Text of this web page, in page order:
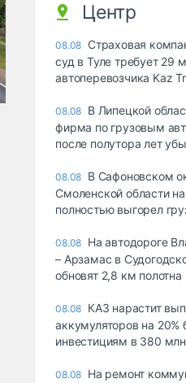
Центр
08.08 Страховая
суд в Туле требует 29
автоперевозчика Kaz
08.08 В Липецкой
фирма по грузовым
после полутора лет
08.08 В Сафоновском
Смоленской области
полностью выгорел
08.08 На автодороге
– Арзамас в
обновят 2,8 км полотна
08.08 КАЗ нарастит
аккумуляторов на 20%
инвестициям в 380
08.08 На ремонт